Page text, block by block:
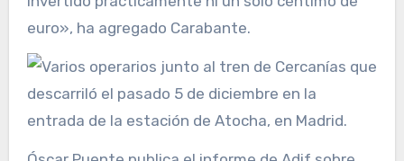
euro», ha agregado Carabante.